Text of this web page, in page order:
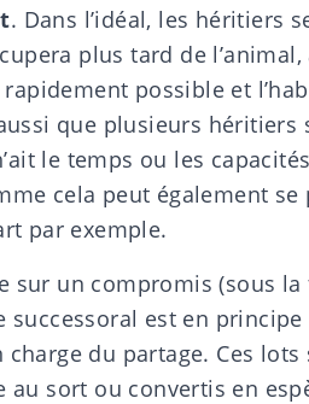
. Dans l’idéal, les héritiers
plus tard de
possible et
que plusieurs héritiers
le temps ou les
cela peut également
par exemple.
sur un compromis (sous la
est en
du partage. Ces
sort ou convertis en